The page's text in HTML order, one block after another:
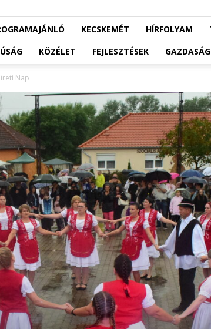
KECSKEMÉT HÍRFOLYAM
KÖZÉLET FEJLESZTÉSEK GAZDASÁG
Nap